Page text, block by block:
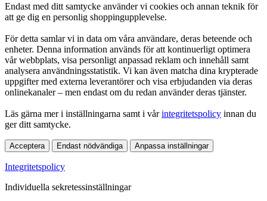
Endast med ditt samtycke använder vi cookies och annan teknik för
att ge dig en personlig shoppingupplevelse.
För detta samlar vi in data om våra användare, deras beteende och
enheter. Denna information används för att kontinuerligt optimera
vår webbplats, visa personligt anpassad reklam och innehåll samt
analysera användningsstatistik. Vi kan även matcha dina krypterade
uppgifter med externa leverantörer och visa erbjudanden via deras
onlinekanaler – men endast om du redan använder deras tjänster.
Läs gärna mer i inställningarna samt i vårintegritetspolicy innan du
ger ditt samtycke.
Acceptera Endast nödvändiga Anpassa inställningar
Integritetspolicy
Individuella sekretessinställningar